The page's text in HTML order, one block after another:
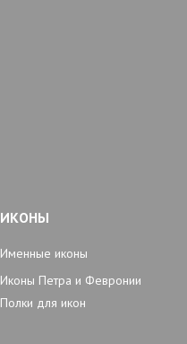
ИКОНЫ
Именные иконы
Иконы Петра и Февронии
Полки для икон